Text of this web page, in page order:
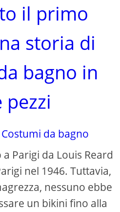
il primo
storia di
bagno in
pezzi
Costumi da bagno
Parigi da Louis Reard
nel 1946. Tuttavia,
nessuno ebbe
un bikini fino alla